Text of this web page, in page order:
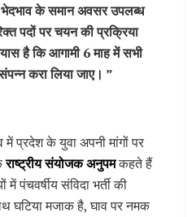
के समान अवसर उपलब्ध
पदों पर चयन की प्रक्रिया
है कि आगामी 6 माह में सभी
करा लिया जाए। ”
प्रदेश के युवा अपनी मांगों पर
राष्ट्रीय संयोजक अनुपमकहते हैं
में पंचवर्षीय संविदा भर्ती की
घटिया मजाक है, घाव पर नमक